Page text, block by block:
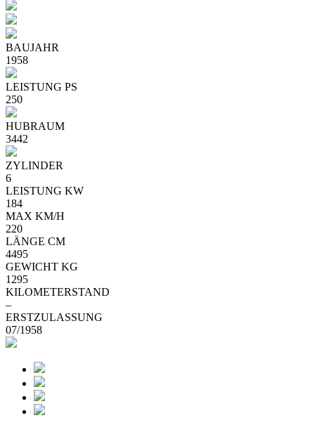
BAUJAHR
1958
LEISTUNG PS
250
HUBRAUM
3442
ZYLINDER
6
LEISTUNG KW
184
MAX KM/H
220
LÄNGE CM
4495
GEWICHT KG
1295
KILOMETERSTAND
–
ERSTZULASSUNG
07/1958